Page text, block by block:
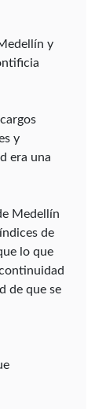
y
y
era una
Medellín
de
lo que
de que se